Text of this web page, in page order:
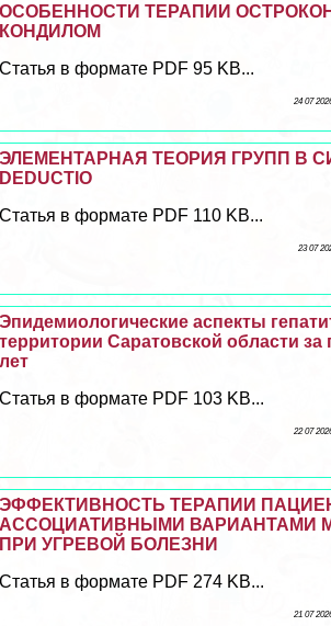
ОСОБЕННОСТИ ТЕРАПИИ
КОНДИЛОМ
Статья в формате PDF 95 KB...
24 07
ЭЛЕМЕНТАРНАЯ ТЕОРИЯ ГРУПП В
DEDUCTIO
Статья в формате PDF 110 KB...
23 07
Эпидемиологические аспекты
территории Саратовской области за
лет
Статья в формате PDF 103 KB...
22 07
ЭФФЕКТИВНОСТЬ ТЕРАПИИ
АССОЦИАТИВНЫМИ ВАРИАНТАМИ
ПРИ УГРЕВОЙ БОЛЕЗНИ
Статья в формате PDF 274 KB...
21 07